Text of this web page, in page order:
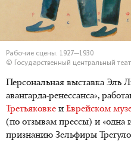
Рабочие сцены. 1927—1930
© Государственный центральный
Персональная выставка Эль
авангарда-ренессанса»,
Третьяковке и Еврейском
(по отзывам прессы) и «одна
признанию Зельфиры